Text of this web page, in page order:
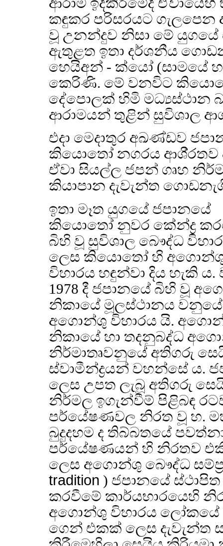
කඳුකර පරිසරයට
වූ උනන්දුව නිසා මේ
ඇතුළත ඉතා දර්ශනීය
හෙයිඅන් - ක්යෝ (සාමයේ
කෙරිණි. මේ වනවිට
දේපොලක් හිමි මධ්‍යස්ථාන
ආරාමයන් තුළින් සුවිශාල
එදා මෙදාතුර අඛණ්ඩව
කියොතෝ නගරය ආශි‍්‍රතව
ඒවා සියල්ල ජපන් ගෘහ
කියාපාන දැවැන්ත
ඉතා මෑත යුගයේ ජපානයේ
කියොතෝ නුවර කේන්ද්‍ර
බිහි වූ සුවිශාල බෞද්ධ
ලෙස කියොතෝ හි
විහාරය හඳුන්වා දිය හැකි ය.
1978 දී ජපානයේ බිහි වූ
නිකායේ මූලස්ථානය වනුයේ
අගොන්ශු විහාරය යි.
නිකායේ හා තදනුබද්ධ
නිර්මාතෘවනුයේ අතිගරු
ස්වාමීන්ද්‍රයන් වහන්සේ ය.
ලෙස උපත ලැබූ අතිගරු
නිර්මල ඉගැන්වීම් පිළිබඳ
පර්යේෂණවල නිරත වූ හ.
බුදුදහම ද තිබ්බතයේ
පර්යේෂණයන් හි නිරතව එකී
ලෙස අගොන්ශු බෞද්ධ
tradition ) ජපානයේ
කරවීමේ කාර්යභාරයෙහි
අගොන්ශු විහාරය ලෝකයේ
ගෙන් එකක් ලෙස දැවැන්ත